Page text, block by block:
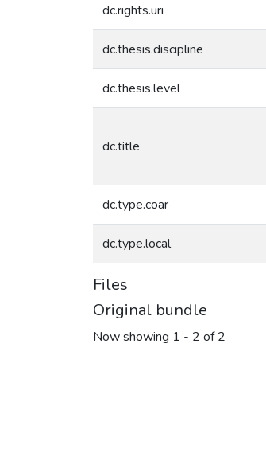
dc.rights.uri
dc.thesis.discipline
dc.thesis.level
dc.title
dc.type.coar
dc.type.local
Files
Original bundle
Now showing 1 - 2 of 2